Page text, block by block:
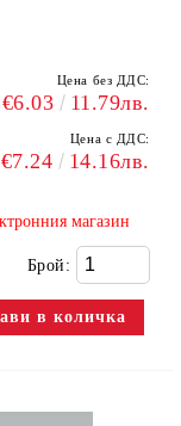
Цена без ДДС:
€6.03 11.79лв.
Цена с ДДС:
€7.24 14.16лв.
магазин
Брой: